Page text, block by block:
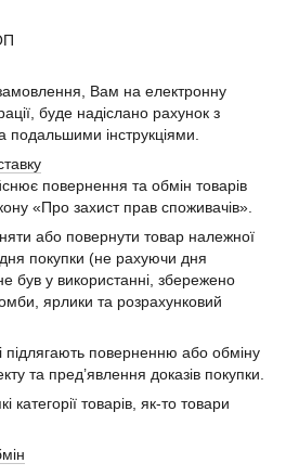
Вам на електронну
буде надіслано рахунок з
подальшими інструкціями.
повернення та обмін товарів
«Про захист прав споживачів».
або повернути товар належної
дня покупки (не рахуючи дня
був у використанні, збережено
ярлики та розрахунковий
підлягають поверненню або обміну
та пред’явлення доказів покупки.
категорії товарів, як-то товари